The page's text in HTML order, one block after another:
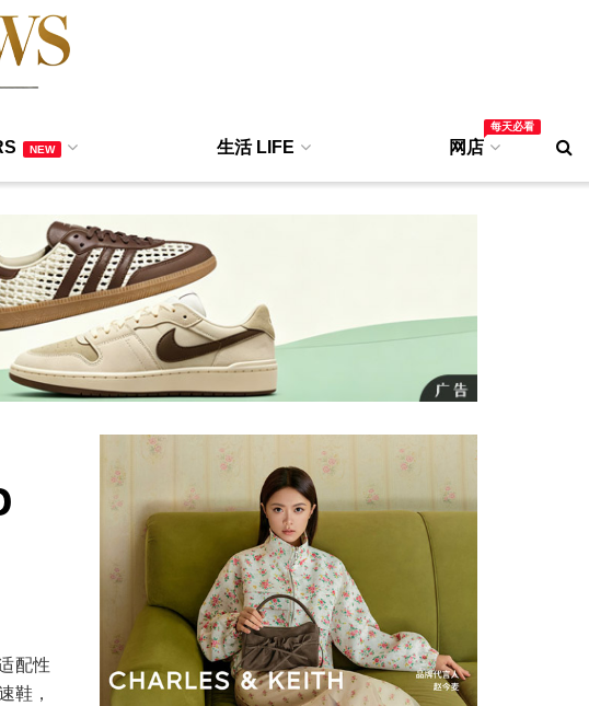
NEW 生活 LIFE 网店
每天必看
配性
鞋，